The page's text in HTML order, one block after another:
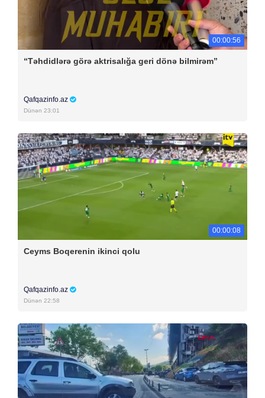
00:00:56
“Təhdidlərə görə aktrisalığa geri dönə bilmirəm”
Qafqazinfo.az
Dünən 23:01
00:00:08
Ceyms Boqerenin ikinci qolu
Qafqazinfo.az
Dünən 22:58